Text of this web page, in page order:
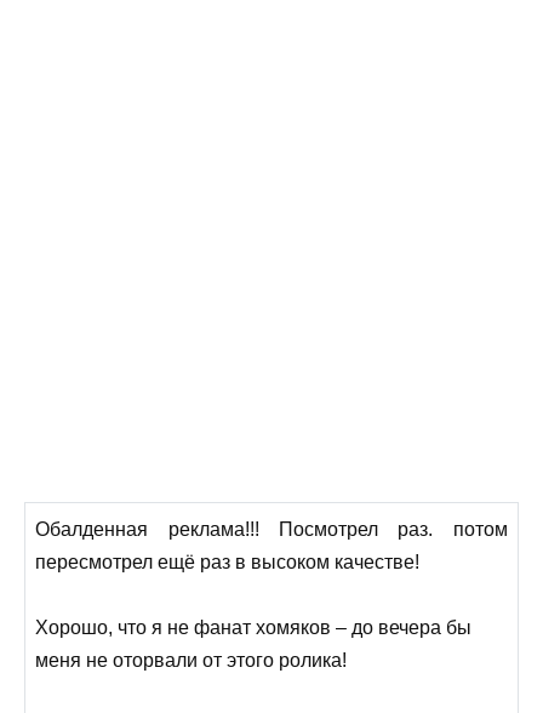
Обалденная реклама!!! Посмотрел раз. потом
пересмотрел ещё раз в высоком качестве!
Хорошо, что я не фанат хомяков – до вечера бы
меня не оторвали от этого ролика!